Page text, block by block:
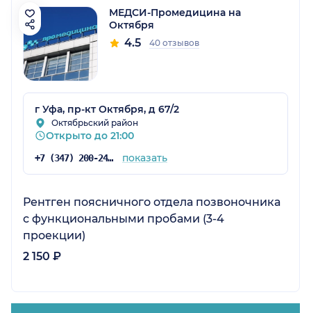
МЕДСИ-Промедицина на
Октября
4.5 40 отзывов
г Уфа, пр-кт Октября, д 67/2
Октябрьский район
Открыто до 21:00
+7 (347) 200-24-71 показать
Рентген поясничного отдела позвоночника
с функциональными пробами (3-4
проекции)
2 150 ₽